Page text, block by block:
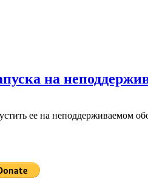
на
ее на неподдерживаемом